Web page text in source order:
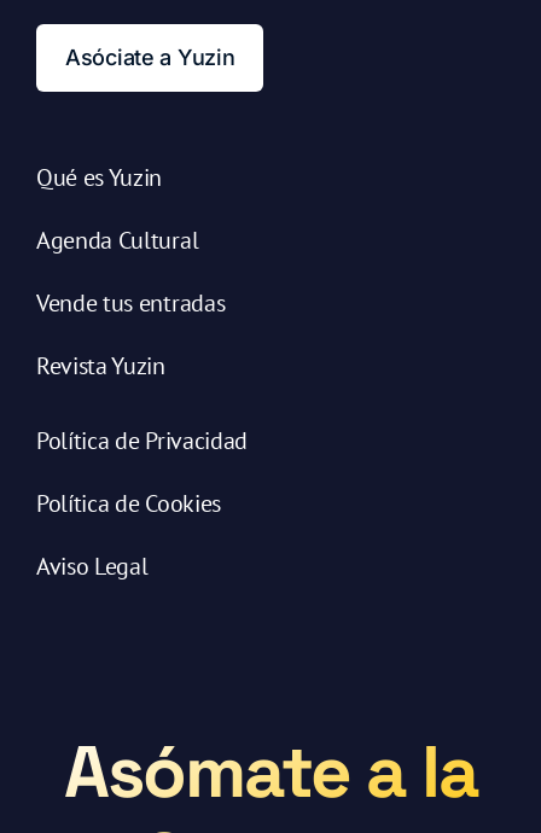
Asóciate a Yuzin
Qué es Yuzin
Agenda Cultural
Vende tus entradas
Revista Yuzin
Política de Privacidad
Política de Cookies
Aviso Legal
Asómate a la